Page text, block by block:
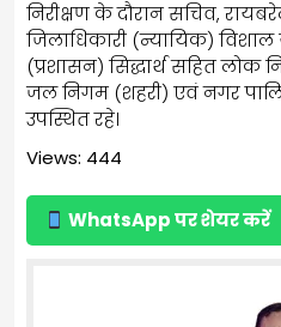
निरीक्षण के दौरान सचिव,
जिलाधिकारी (न्यायिक)
(प्रशासन) सिद्धार्थ सहित लोक
जल निगम (शहरी) एवं नगर
उपस्थित रहे।
Views: 444
WhatsApp पर शेयर करें